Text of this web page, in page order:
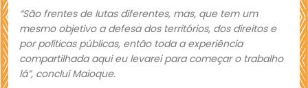
“São frentes de lutas diferentes, mas, que tem um
mesmo objetivo a defesa dos territórios, dos direitos e
por políticas públicas, então toda a experiência
compartilhada aqui eu levarei para começar o trabalho
lá”, concluí Maioque.